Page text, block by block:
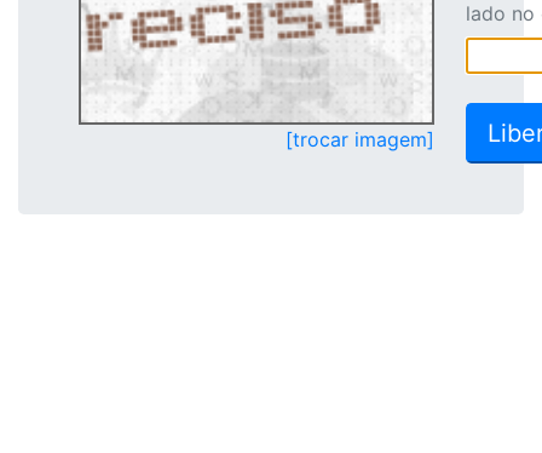
[trocar imagem]
lado no